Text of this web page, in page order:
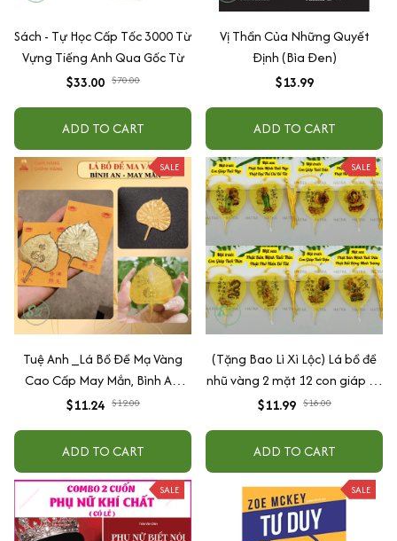
Sách - Tự Học Cấp Tốc 3000 Từ
Vựng Tiếng Anh Qua Gốc Từ
$33.00 $70.00
ADD TO CART
Vị Thần Của Những Quyết
Định (Bìa Đen)
$13.99
ADD TO CART
SALE
Tuệ Anh _Lá Bồ Đề Mạ Vàng
Cao Cấp May Mắn, Bình An,
Chiêu Tài Lộc
$11.24 $12.00
ADD TO CART
SALE
(Tặng Bao Lì Xì Lộc) Lá bồ đề
nhũ vàng 2 mặt 12 con giáp và
phật bản mệnh, để ốp lưng
quang
$11.99 $18.00
ADD TO CART
SALE SALE